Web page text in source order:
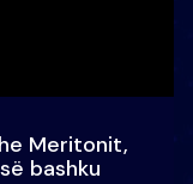
Meritonit,
bashku